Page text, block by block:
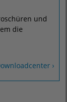
und
die
›